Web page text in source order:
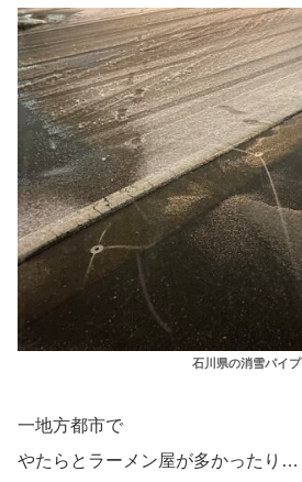
石川県の消雪パイプ
一地方都市で
やたらとラーメン屋が多かったり…